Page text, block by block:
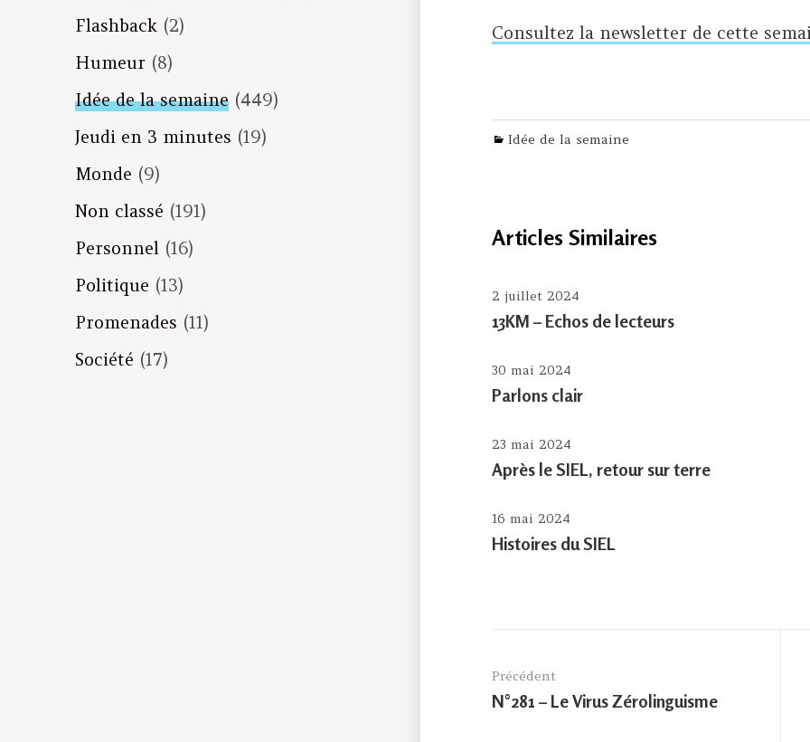
Flashback (2)
Humeur (8)
Idée de la semaine(449)
Jeudi en 3 minutes (19)
Monde (9)
Non classé (191)
Personnel (16)
Politique (13)
Promenades (11)
Société (17)
Consultez la newsletter de cette
Categories
Idée de la semaine
Articles Similaires
2 juillet 2024
13KM – Echos de lecteurs
30 mai 2024
Parlons clair
23 mai 2024
Après le SIEL, retour sur terre
16 mai 2024
Histoires du SIEL
de
l’article
Précédent
Previous
N°281 – Le Virus Zérolinguisme